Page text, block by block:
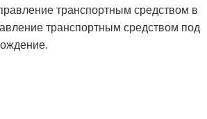
транспортным средством в
транспортным средством под